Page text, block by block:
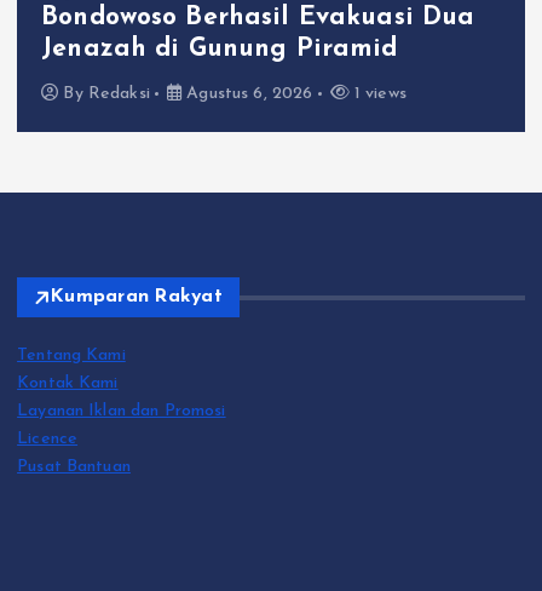
Bondowoso Berhasil Evakuasi Dua
Jenazah di Gunung Piramid
By Redaksi Agustus 6, 2026 1 views
Kumparan Rakyat
Tentang Kami
Kontak Kami
Layanan Iklan dan Promosi
Licence
Pusat Bantuan